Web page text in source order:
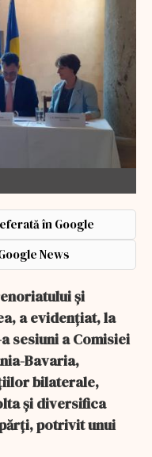
în Google
News
şi
a evidenţiat, la
sesiuni a Comisiei
Bavaria,
bilaterale,
şi diversifica
potrivit unui